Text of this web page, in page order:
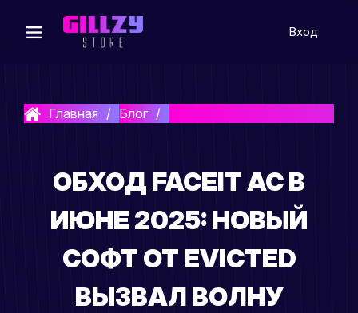
Вход
Главная Блог
ОБХОД FACEIT AC В
ИЮНЕ 2025: НОВЫЙ
СОФТ ОТ EVICTED
ВЫЗВАЛ ВОЛНУ